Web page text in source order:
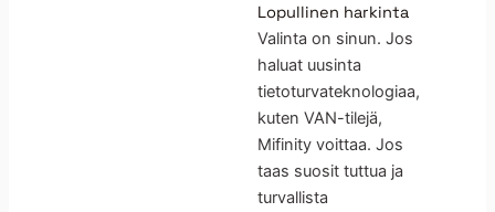
Lopullinen harkinta
Valinta on sinun. Jos
haluat uusinta
tietoturvateknologiaa,
kuten VAN-tilejä,
Mifinity voittaa. Jos
taas suosit tuttua ja
turvallista